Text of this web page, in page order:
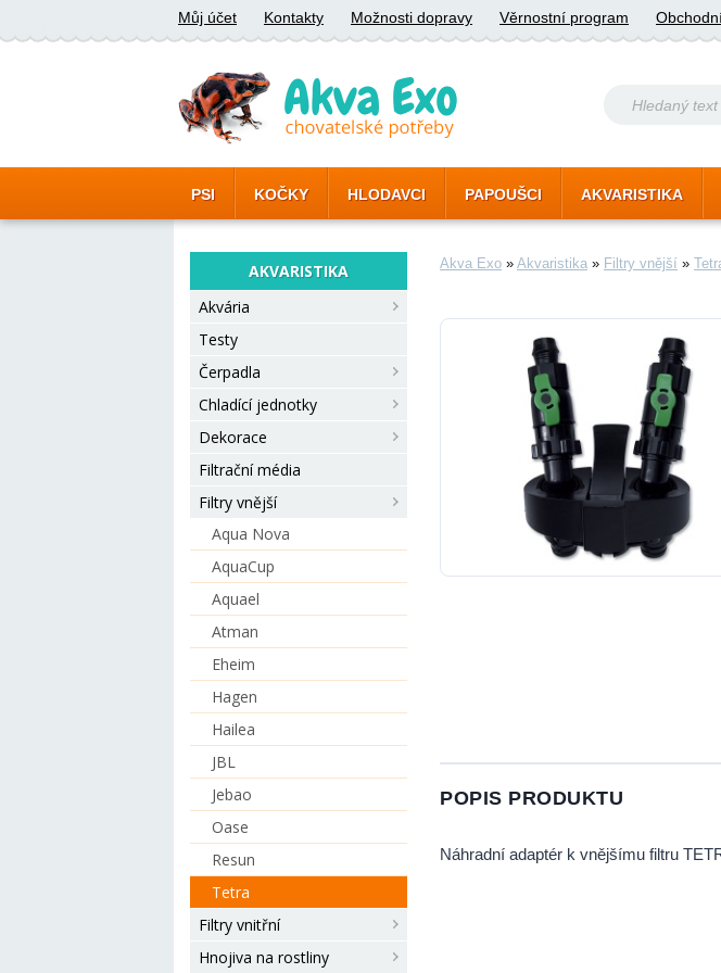
Můj účet Kontakty Možnosti dopravy Věrnostní program
PSI KOČKY HLODAVCI PAPOUŠCI AKVARISTIKA
AKVARISTIKA
Akvária
Testy
Čerpadla
Chladící jednotky
Dekorace
Filtrační média
Filtry vnější
Aqua Nova
AquaCup
Aquael
Atman
Eheim
Hagen
Hailea
JBL
Jebao
Oase
Resun
Tetra
Filtry vnitřní
Hnojiva na rostliny
Akva Exo » Akvaristika » Filtry vnější »
POPIS PRODUKTU
Náhradní adaptér k vnějšímu filtru